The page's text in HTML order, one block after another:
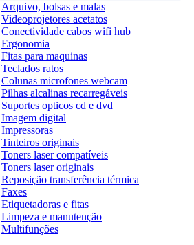
Arquivo, bolsas e malas
Videoprojetores acetatos
Conectividade cabos wifi hub
Ergonomia
Fitas para maquinas
Teclados ratos
Colunas microfones webcam
Pilhas alcalinas recarregáveis
Suportes opticos cd e dvd
Imagem digital
Impressoras
Tinteiros originais
Toners laser compatíveis
Toners laser originais
Reposição transferência térmica
Faxes
Etiquetadoras e fitas
Limpeza e manutenção
Multifunções